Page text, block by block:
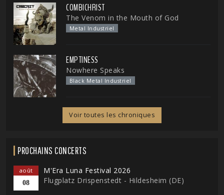
COMBICHRIST
The Venom in the Mouth of God
Metal Industriel
EMPTINESS
Nowhere Speaks
Black Metal Industriel
Voir toutes les chroniques
PROCHAINS CONCERTS
août
08
M'Era Luna Festival 2026
Flugplatz Drispenstedt - Hildesheim (DE)